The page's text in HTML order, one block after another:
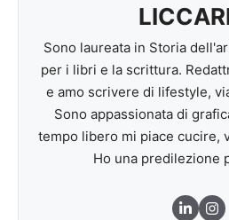
Sono laureata in Storia
per i libri e la scrittura.
e amo scrivere di lifestyle,
Sono appassionata di
tempo libero mi piace cucire,
Ho una predilezione